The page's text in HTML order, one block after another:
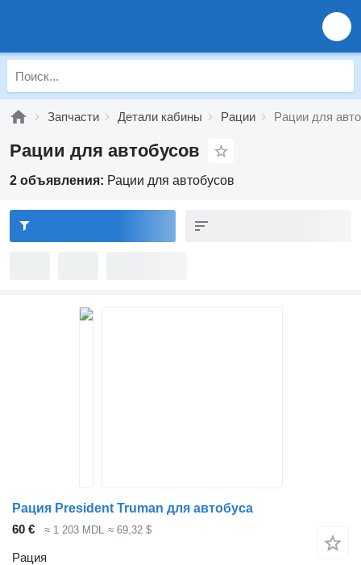
Запчасти Детали кабины Рации Рации для
Рации для автобусов
2 объявления: Рации для автобусов
Рация President Truman для автобуса
60 €
≈ 1 203 MDL ≈ 69,32 $
Рация